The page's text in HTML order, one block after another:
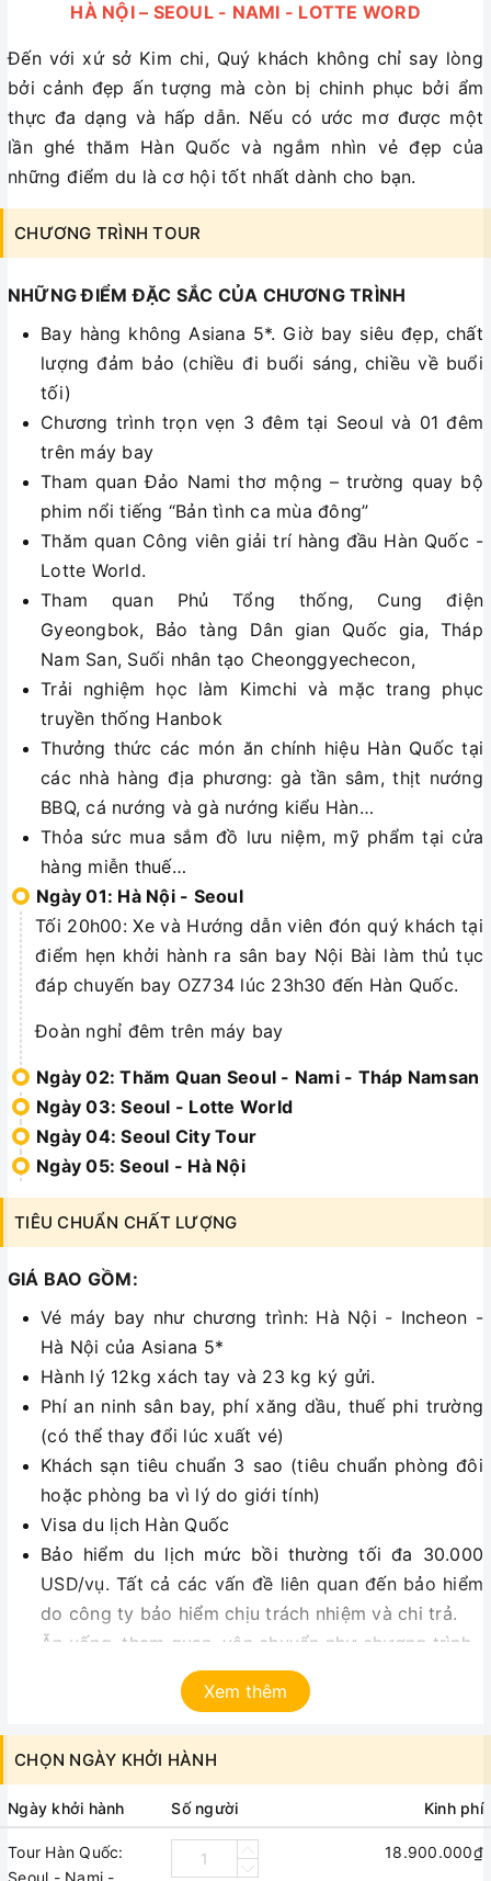
HÀ NỘI – SEOUL - NAMI - LOTTE WORD
Đến với xứ sở Kim chi, Quý khách không chỉ say lòng
bởi cảnh đẹp ấn tượng mà còn bị chinh phục bởi ẩm
thực đa dạng và hấp dẫn. Nếu có ước mơ được một
lần ghé thăm Hàn Quốc và ngắm nhìn vẻ đẹp của
những điểm du là cơ hội tốt nhất dành cho bạn.
CHƯƠNG TRÌNH TOUR
NHỮNG ĐIỂM ĐẶC SẮC CỦA CHƯƠNG TRÌNH
Bay hàng không Asiana 5*. Giờ bay siêu đẹp, chất
lượng đảm bảo (chiều đi buổi sáng, chiều về buổi
tối)
Chương trình trọn vẹn 3 đêm tại Seoul và 01 đêm
trên máy bay
Tham quan Đảo Nami thơ mộng – trường quay bộ
phim nổi tiếng “Bản tình ca mùa đông”
Thăm quan Công viên giải trí hàng đầu Hàn Quốc -
Lotte World.
Tham quan Phủ Tổng thống, Cung điện
Gyeongbok, Bảo tàng Dân gian Quốc gia, Tháp
Nam San, Suối nhân tạo Cheonggyechecon,
Trải nghiệm học làm Kimchi và mặc trang phục
truyền thống Hanbok
Thưởng thức các món ăn chính hiệu Hàn Quốc tại
các nhà hàng địa phương: gà tần sâm, thịt nướng
BBQ, cá nướng và gà nướng kiểu Hàn…
Thỏa sức mua sắm đồ lưu niệm, mỹ phẩm tại cửa
hàng miễn thuế…
Ngày 01: Hà Nội - Seoul
Tối 20h00: Xe và Hướng dẫn viên đón quý khách tại
điểm hẹn khởi hành ra sân bay Nội Bài làm thủ tục
đáp chuyến bay OZ734 lúc 23h30 đến Hàn Quốc.
Đoàn nghỉ đêm trên máy bay
Ngày 02: Thăm Quan Seoul - Nami - Tháp Namsan
Ngày 03: Seoul - Lotte World
Ngày 04: Seoul City Tour
Ngày 05: Seoul - Hà Nội
TIÊU CHUẨN CHẤT LƯỢNG
GIÁ BAO GỒM:
Vé máy bay như chương trình: Hà Nội - Incheon -
Hà Nội của Asiana 5*
Hành lý 12kg xách tay và 23 kg ký gửi.
Phí an ninh sân bay, phí xăng dầu, thuế phi trường
(có thể thay đổi lúc xuất vé)
Khách sạn tiêu chuẩn 3 sao (tiêu chuẩn phòng đôi
hoặc phòng ba vì lý do giới tính)
Visa du lịch Hàn Quốc
Bảo hiểm du lịch mức bồi thường tối đa 30.000
USD/vụ. Tất cả các vấn đề liên quan đến bảo hiểm
do công ty bảo hiểm chịu trách nhiệm và chi trả.
Ăn uống, tham quan, vận chuyển như chương trình.
Hướng dẫn viên kinh nghiệm, nhiệt tình.
Quà tặng: Mũ du lịch thời trang.
GIÁ KHÔNG BAO GỒM:
về Việt Nam)
Tham quan ngoài chương trình, chi phí cá nhân,
hành lý quá cước, giặt ủi, điện thoại ….
Xem thêm
CHỌN NGÀY KHỞI HÀNH
Ngày khởi hành Số người Kinh phí
Tour Hàn Quốc:
Seoul - Nami -
18.900.000₫